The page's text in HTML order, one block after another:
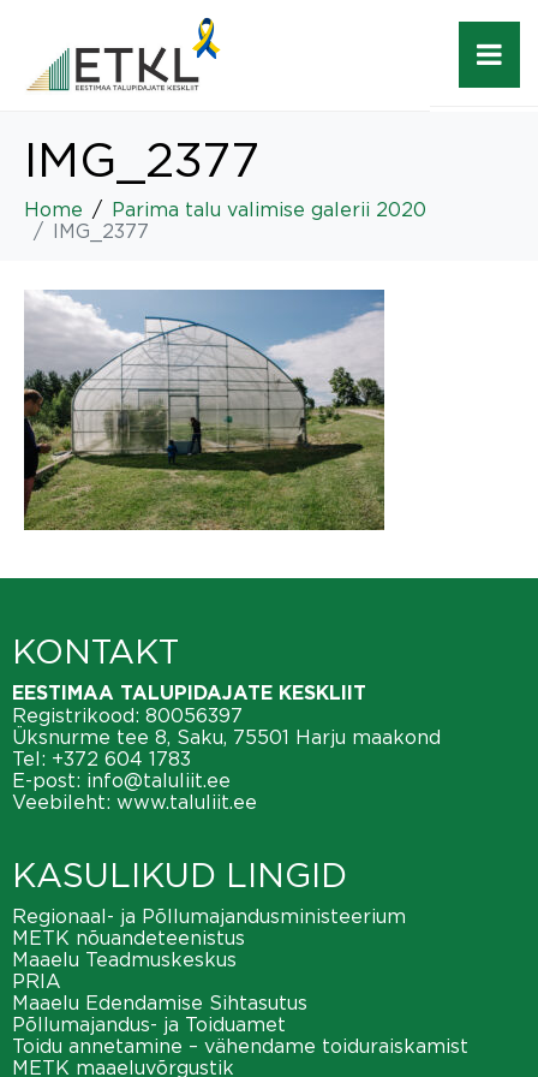
IMG_2377
Home
Parima talu valimise galerii 2020
IMG_2377
KONTAKT
EESTIMAA TALUPIDAJATE KESKLIIT
Registrikood: 80056397
Üksnurme tee 8, Saku, 75501 Harju maakond
Tel: +372 604 1783
E-post: info@taluliit.ee
Veebileht: www.taluliit.ee
KASULIKUD LINGID
Regionaal- ja Põllumajandusministeerium
METK nõuandeteenistus
Maaelu Teadmuskeskus
PRIA
Maaelu Edendamise Sihtasutus
Põllumajandus- ja Toiduamet
Toidu annetamine – vähendame toiduraiskamist
METK maaeluvõrgustik